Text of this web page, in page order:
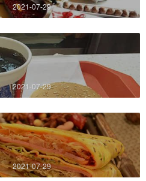
2021-07-29
2021-07-29
2021-07-29